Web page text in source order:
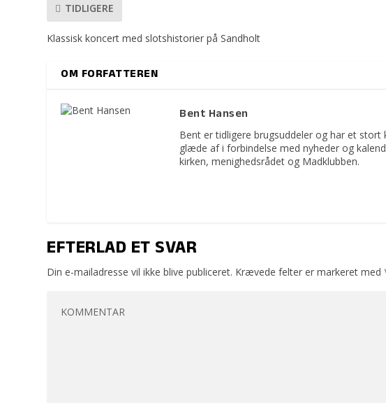
TIDLIGERE
Klassisk koncert med slotshistorier på Sandholt
OM FORFATTEREN
Bent Hansen
Bent er tidligere brugsuddeler og har et
glæde af i forbindelse med nyheder og
kirken, menighedsrådet og Madklubben.
EFTERLAD ET SVAR
Din e-mailadresse vil ikke blive publiceret. Krævede felter er markeret med